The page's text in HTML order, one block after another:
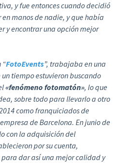
y fue entonces cuando decidió
manos de nadie, y que había
y encontrar una opción mejor
“FotoEvents”, trabajaba en una
tiempo estuvieron buscando
«fenómeno fotomatón», lo que
sobre todo para llevarlo a otro
como franquiciados de
de Barcelona. En junio de
con la adquisición del
por su cuenta,
dar así una mejor calidad y